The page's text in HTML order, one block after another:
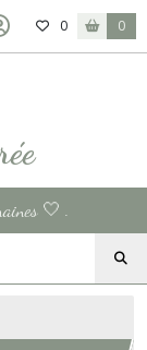
0 0
🤍 .